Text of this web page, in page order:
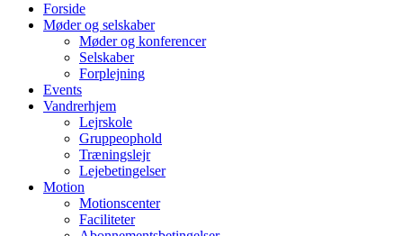
Forside
Møder og selskaber
Møder og konferencer
Selskaber
Forplejning
Events
Vandrerhjem
Lejrskole
Gruppeophold
Træningslejr
Lejebetingelser
Motion
Motionscenter
Faciliteter